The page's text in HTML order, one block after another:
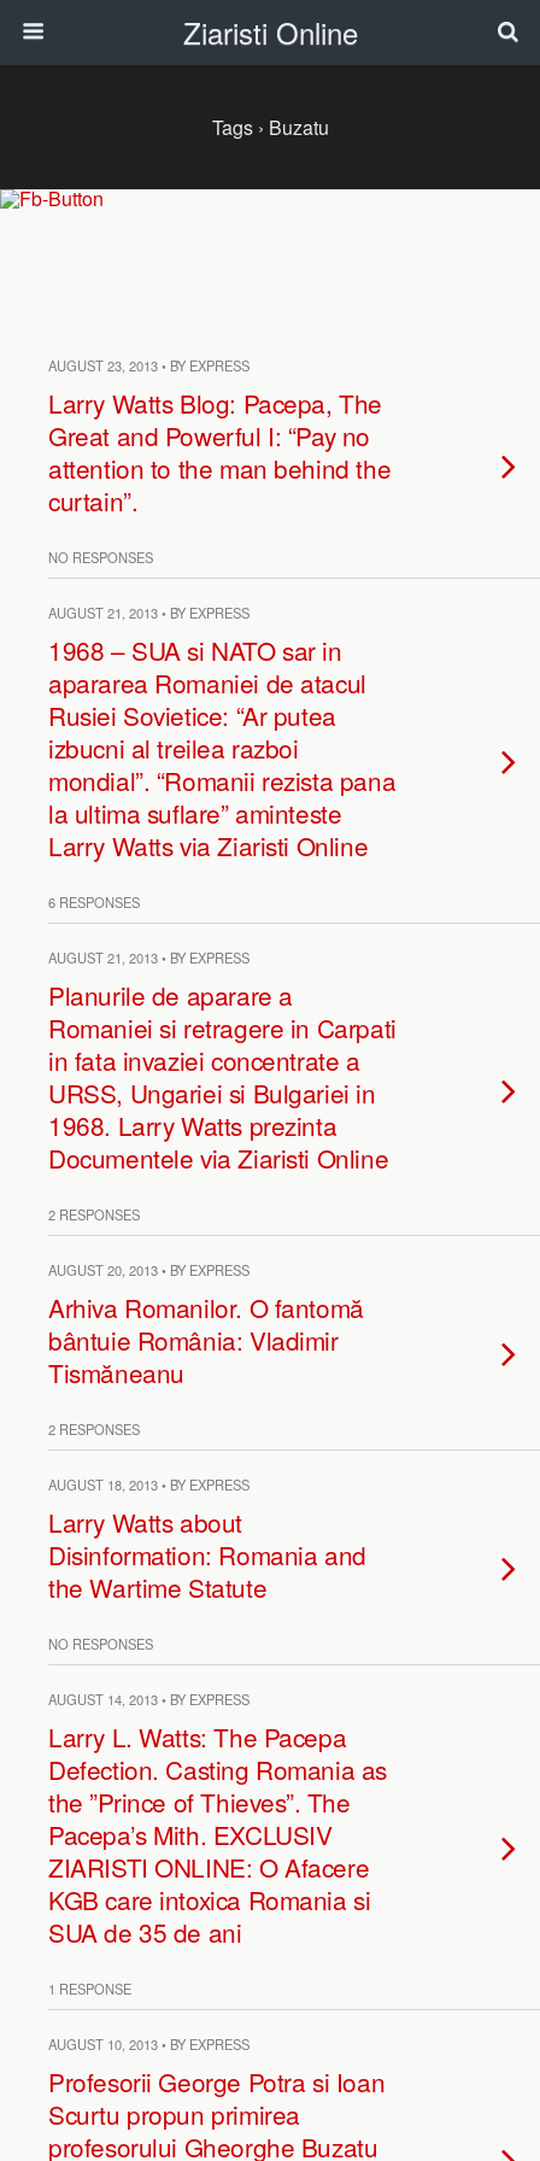
Ziaristi Online
Tags › Buzatu
AUGUST 23, 2013 • BY EXPRESS
Larry Watts Blog: Pacepa, The
Great and Powerful I: “Pay no
attention to the man behind the
curtain”.
NO RESPONSES
AUGUST 21, 2013 • BY EXPRESS
1968 – SUA si NATO sar in
apararea Romaniei de atacul
Rusiei Sovietice: “Ar putea
izbucni al treilea razboi
mondial”. “Romanii rezista pana
la ultima suflare” aminteste
Larry Watts via Ziaristi Online
6 RESPONSES
AUGUST 21, 2013 • BY EXPRESS
Planurile de aparare a
Romaniei si retragere in Carpati
in fata invaziei concentrate a
URSS, Ungariei si Bulgariei in
1968. Larry Watts prezinta
Documentele via Ziaristi Online
2 RESPONSES
AUGUST 20, 2013 • BY EXPRESS
Arhiva Romanilor. O fantomă
bântuie România: Vladimir
Tismăneanu
2 RESPONSES
AUGUST 18, 2013 • BY EXPRESS
Larry Watts about
Disinformation: Romania and
the Wartime Statute
NO RESPONSES
AUGUST 14, 2013 • BY EXPRESS
Larry L. Watts: The Pacepa
Defection. Casting Romania as
the ”Prince of Thieves”. The
Pacepa’s Mith. EXCLUSIV
ZIARISTI ONLINE: O Afacere
KGB care intoxica Romania si
SUA de 35 de ani
1 RESPONSE
AUGUST 10, 2013 • BY EXPRESS
Profesorii George Potra si Ioan
Scurtu propun primirea
profesorului Gheorghe Buzatu